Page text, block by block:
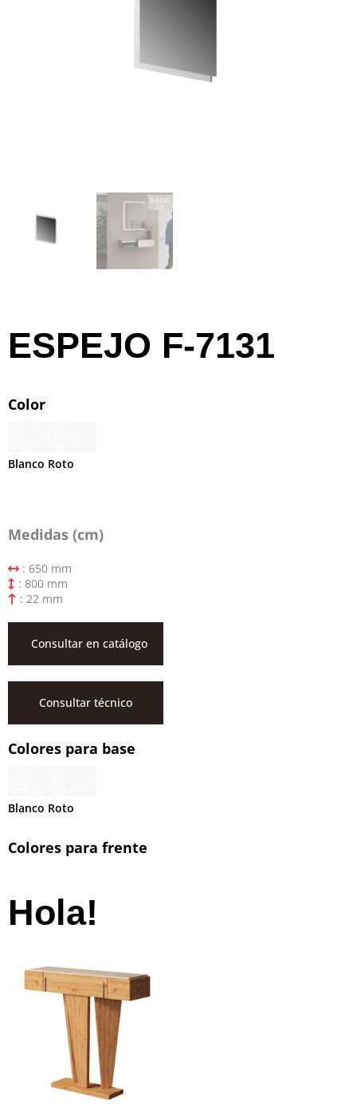
ESPEJO F-7131
Color
Blanco Roto
Medidas (cm)
: 650 mm
: 800 mm
: 22 mm
Consultar en catálogo
Consultar técnico
Colores para base
Blanco Roto
Colores para frente
Hola!